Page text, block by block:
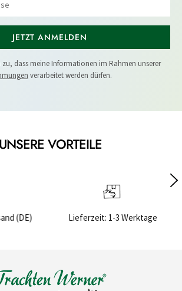
JETZT ANMELDEN
dass meine Informationen im Rahmen unserer
verarbeitet werden dürfen.
UNSERE VORTEILE
3 Werktage Sichere Bezahlung